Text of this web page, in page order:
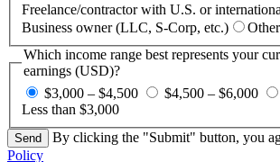
Freelance/contractor with U.S. or
Business owner (LLC, S-Corp, etc.)
Other
Which income range best represents your
earnings (USD)?
$3,000 – $4,500
$4,500 – $6,000
Less than $3,000
By clicking the "Submit" button, you
Policy